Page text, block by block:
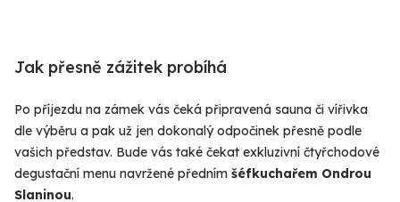
Jak přesně zážitek probíhá
Po příjezdu na zámek vás čeká připravená sauna či vířivka
dle výběru a pak už jen dokonalý odpočinek přesně podle
vašich představ. Bude vás také čekat exkluzivní čtyřchodové
degustační menu navržené předním šéfkuchařem Ondrou
Slaninou.